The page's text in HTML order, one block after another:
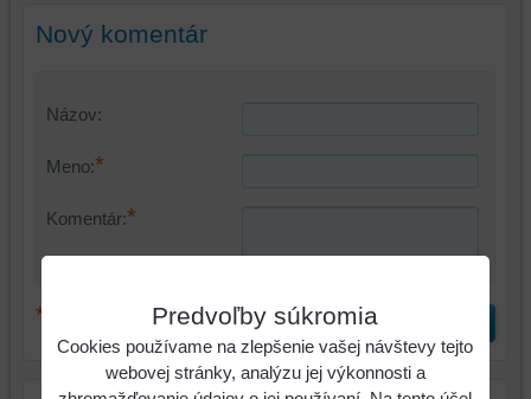
Nový komentár
Názov:
Meno:*
Komentár:*
* Predvoľby súkromia
Cookies používame na zlepšenie vašej návštevy tejto
webovej stránky, analýzu jej výkonnosti a